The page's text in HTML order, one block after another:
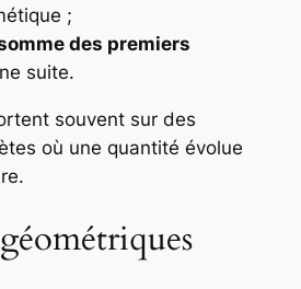
;
des premiers
suite.
souvent sur des
où une quantité évolue